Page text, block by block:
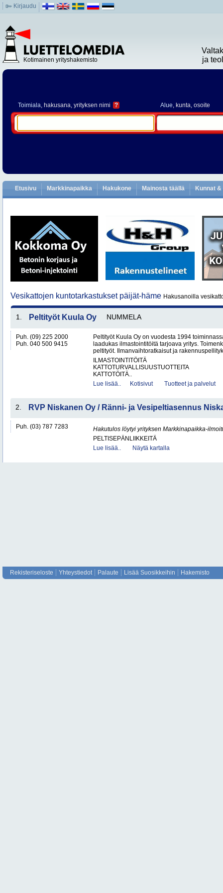
Kirjaudu
Kotimainen yrityshakemisto
ja
Toimiala, hakusana, yrityksen nimi ? Alue, kunta, osoite
Etusivu Markkinapaikka Hakukone Mainosta täällä Kunnat
Vesikattojen kuntotarkastukset päijät-häme Hakusanoilla
1. Peltityöt Kuula Oy NUMMELA
Puh. (09) 225 2000
Puh. 040 500 9415
Peltityöt Kuula Oy on vuodesta 1994
laadukas ilmastointitöitä tarjoava yritys.
peltityöt. Ilmanvaihtoratkaisut ja
ILMASTOINTITÖITÄ
KATTOTURVALLISUUSTUOTTEITA
KATTOTÖITÄ..
Lue lisää..
Kotisivut Tuotteet ja palvelut
2. RVP Niskanen Oy / Ränni- ja Vesipeltiasennus
Puh. (03) 787 7283
Hakutulos löytyi yrityksen Markkinapaikka-
PELTISEPÄNLIIKKEITÄ
Lue lisää..
Näytä kartalla
Rekisteriseloste Yhteystiedot Palaute Lisää Suosikkeihin Hakemisto